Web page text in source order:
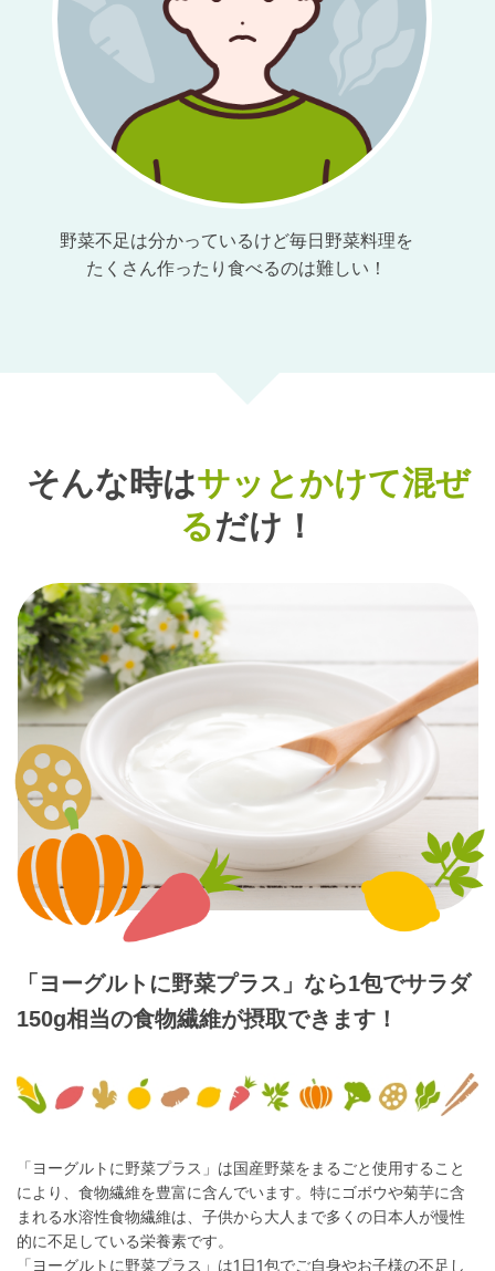
野菜不足は分かっているけど毎日野菜料理を
たくさん作ったり食べるのは難しい！
そんな時はサッとかけて混ぜ
るだけ！
「ヨーグルトに野菜プラス」なら1包でサラダ
150g相当の食物繊維が摂取できます！
「ヨーグルトに野菜プラス」は国産野菜をまるごと使用すること
により、食物繊維を豊富に含んでいます。特にゴボウや菊芋に含
まれる水溶性食物繊維は、子供から大人まで多くの日本人が慢性
的に不足している栄養素です。
「ヨーグルトに野菜プラス」は1日1包でご自身やお子様の不足し